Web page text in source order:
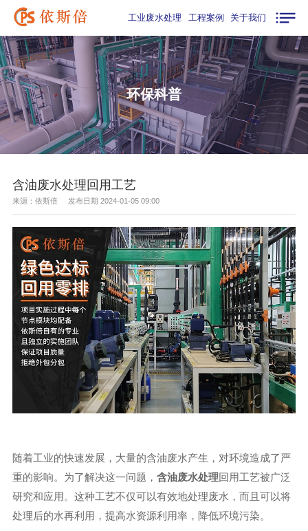
工业废水处理 工程案例 关于我们
环保科普
含油废水处理回用工艺
来源：依斯倍 发布日期 2024-01-05 09:00
随着工业的快速发展，大量的含油废水产生，对环境造成了严
重的影响。为了解决这一问题， 含油废水处理回用工艺被广泛
研究和应用。这种工艺不仅可以有效地处理废水，而且可以将
处理后的水再利用，提高水资源利用率，降低环境污染。